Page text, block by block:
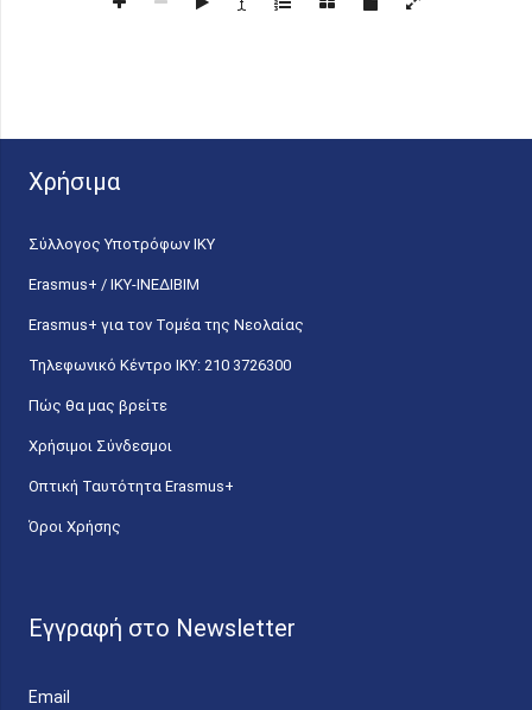
Χρήσιμα
Σύλλογος Υποτρόφων ΙΚΥ
Erasmus+ / ΙΚΥ-ΙΝΕΔΙΒΙΜ
Erasmus+ για τον Τομέα της Νεολαίας
Τηλεφωνικό Κέντρο IKY: 210 3726300
Πώς θα μας βρείτε
Χρήσιμοι Σύνδεσμοι
Οπτική Ταυτότητα Erasmus+
Όροι Χρήσης
Εγγραφή στο Newsletter
Email